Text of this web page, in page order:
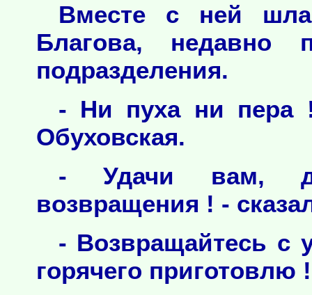
Вместе с ней
Благова, недавно
подразделения.
- Ни пуха ни пера
Обуховская.
- Удачи вам,
возвращения ! -
- Возвращайтесь
горячего приготовлю